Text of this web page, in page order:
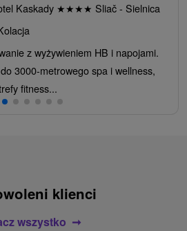
Kaskady ★★★★ Sliač - Sielnica
z wyżywieniem HB i napojami.
3000-metrowego spa i wellness,
fitness...
klienci
wszystko